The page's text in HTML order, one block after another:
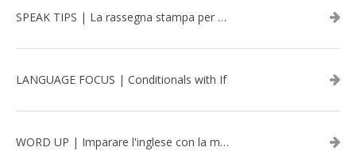
SPEAK TIPS | La rassegna stampa per migliorare l’inglese - luglio 2026
LANGUAGE FOCUS | Conditionals with If
WORD UP | Imparare l'inglese con la musica: David Bowie